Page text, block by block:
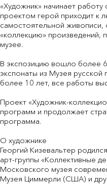
«Художник» начинает
проектом герой приходит к
самостоятельной
«коллекцию» произведений,
музее.
В экспозицию вошло более
экспонаты из Музея
более 10 лет, все работы
Проект «Художник-
программ и продолжает
программа.
О художнике
Георгий Кизевальтер
арт-группы «Коллективные
Московского музея
Музея Циммерли (США) и